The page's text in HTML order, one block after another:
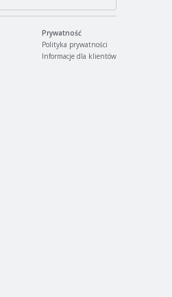
Prywatność
Polityka prywatności
Informacje dla klientów